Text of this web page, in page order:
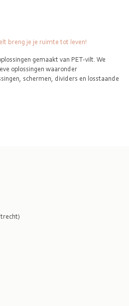
breng je je ruimte tot leven!
gemaakt van PET-vilt. We
oplossingen waaronder
schermen, dividers en losstaande